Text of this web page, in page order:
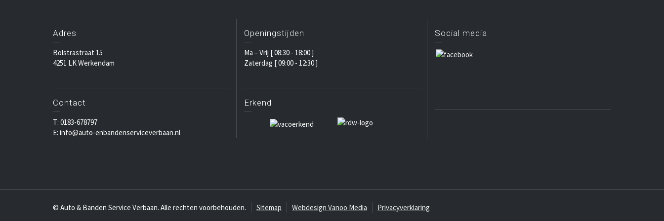
Adres
Bolstrastraat 15
4251 LK Werkendam
Contact
T: 0183-678797
E: info@auto-enbandenserviceverbaan.nl
Openingstijden
Ma – Vrij [ 08:30 - 18:00 ]
Zaterdag [ 09:00 - 12:30 ]
Erkend
Social media
© Auto & Banden Service Verbaan. Alle rechten voorbehouden. Sitemap Webdesign Vanoo Media Privacyverklaring